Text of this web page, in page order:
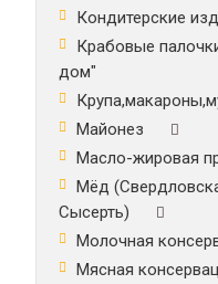
Кондитерские
Крабовые
дом"
Майонез
Масло-жировая
Мёд
Сысерть)
Молочная
Мясная